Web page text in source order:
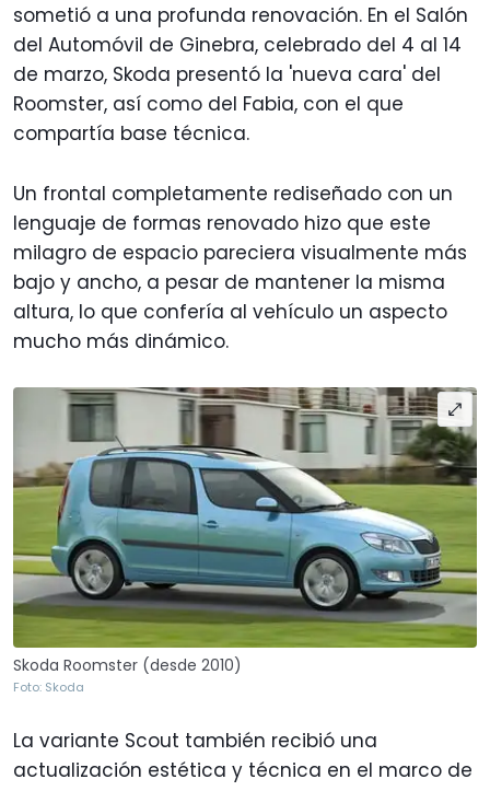
sometió a una profunda renovación. En el Salón
del Automóvil de Ginebra, celebrado del 4 al 14
de marzo, Skoda presentó la 'nueva cara' del
Roomster, así como del Fabia, con el que
compartía base técnica.
Un frontal completamente rediseñado con un
lenguaje de formas renovado hizo que este
milagro de espacio pareciera visualmente más
bajo y ancho, a pesar de mantener la misma
altura, lo que confería al vehículo un aspecto
mucho más dinámico.
Skoda Roomster (desde 2010)
Foto: Skoda
La variante Scout también recibió una
actualización estética y técnica en el marco de